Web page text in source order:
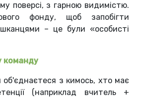
поверсі, з гарною видимістю.
фонду, щоб запобігти
– це були «особисті
команду
об'єднаєтеся з кимось, хто має
(наприклад вчитель +